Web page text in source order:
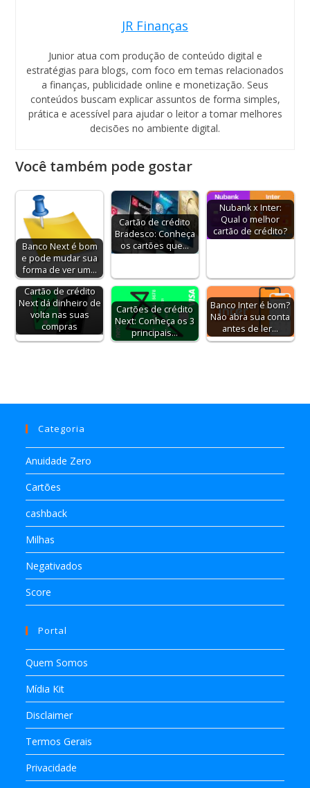
JR Finanças
Junior atua com produção de conteúdo digital e
estratégias para blogs, com foco em temas relacionados
a finanças, publicidade online e monetização. Seus
conteúdos buscam explicar assuntos de forma simples,
prática e acessível para ajudar o leitor a tomar melhores
decisões no ambiente digital.
Você também pode gostar
Banco Next é bom
e pode mudar sua
forma de ver um…
Cartão de crédito
Bradesco: Conheça
os cartões que…
Nubank x Inter:
Qual o melhor
cartão de crédito?
Cartão de crédito
Next dá dinheiro de
volta nas suas
compras
Cartões de crédito
Next: Conheça os 3
principais…
Banco Inter é bom?
Não abra sua conta
antes de ler…
Categoria
Anuidade Zero
Cartões
cashback
Milhas
Negativados
Score
Portal
Quem Somos
Mídia Kit
Disclaimer
Termos Gerais
Privacidade